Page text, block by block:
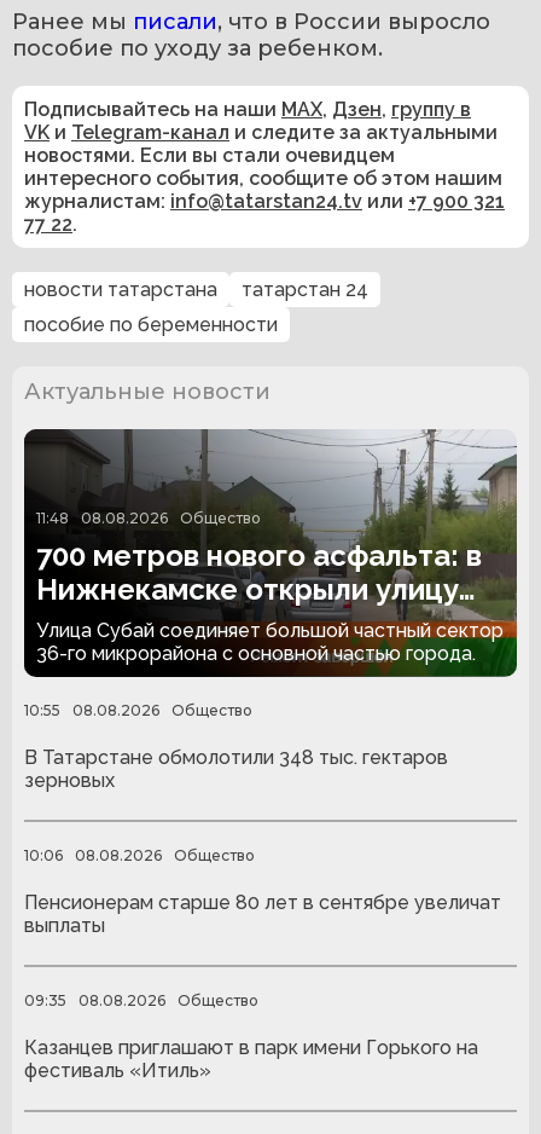
Ранее мы писали, что в России выросло
пособие по уходу за ребенком.
Подписывайтесь на наши MAX, Дзен, группу в
VK и Telegram-канал и следите за актуальными
новостями. Если вы стали очевидцем
интересного события, сообщите об этом нашим
журналистам: info@tatarstan24.tv или +7 900 321
77 22.
новости татарстана
татарстан 24
пособие по беременности
Актуальные новости
11:48 08.08.2026 Общество
700 метров нового асфальта: в
Нижнекамске открыли улицу
Субай
Улица Субай соединяет большой частный сектор
36-го микрорайона с основной частью города.
10:55 08.08.2026 Общество
В Татарстане обмолотили 348 тыс. гектаров
зерновых
10:06 08.08.2026 Общество
Пенсионерам старше 80 лет в сентябре увеличат
выплаты
09:35 08.08.2026 Общество
Казанцев приглашают в парк имени Горького на
фестиваль «Итиль»